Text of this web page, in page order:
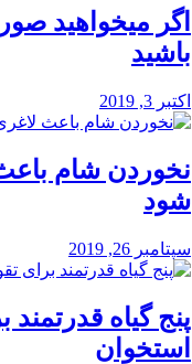
اگر میخواهید
باشید
اکتبر 3, 2019
نخوردن شام
‌شود
سپتامبر 26, 2019
پنج گیاه قدرتمند
استخوان